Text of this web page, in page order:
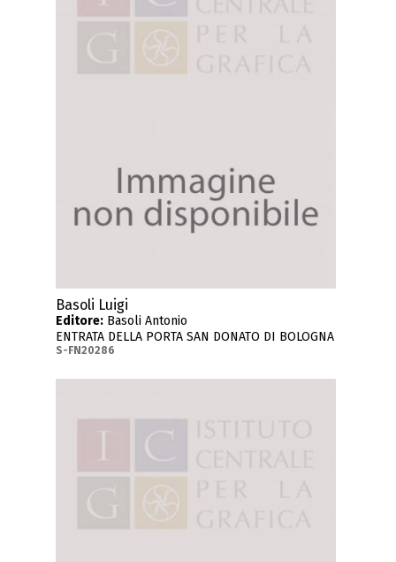
Basoli Luigi
Editore: Basoli Antonio
ENTRATA DELLA PORTA SAN DONATO DI BOLOGNA
S-FN20286